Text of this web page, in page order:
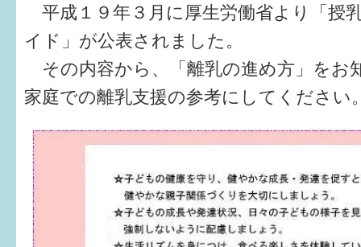
平成１９年３月に厚生労働省より「授
イド」が公表されました。
その内容から、「離乳の進め方」をお
家庭での離乳支援の参考にしてください
なるほどコラム
メールマガジン
はぐくむ.net相談コーナー
みんなの知恵袋
子育て情報誌「ほっと」
食育